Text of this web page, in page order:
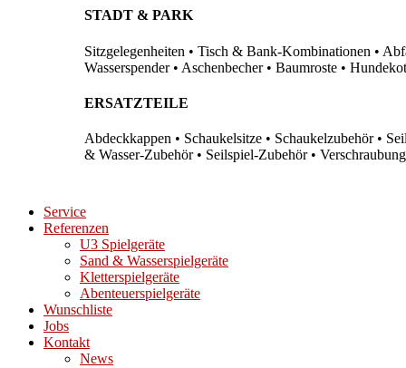
STADT & PARK
Sitzgelegenheiten • Tisch & Bank-Kombinationen •
Wasserspender • Aschenbecher • Baumroste •
ERSATZTEILE
Abdeckkappen • Schaukelsitze • Schaukelzubehör •
& Wasser-Zubehör • Seilspiel-Zubehör •
Service
Referenzen
U3 Spielgeräte
Sand & Wasserspielgeräte
Kletterspielgeräte
Abenteuerspielgeräte
Wunschliste
Jobs
Kontakt
News